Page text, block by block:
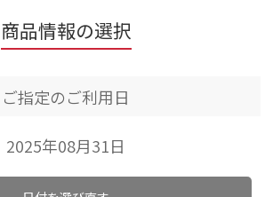
商品情報の選択
ご指定のご利用日
2025年08月31日